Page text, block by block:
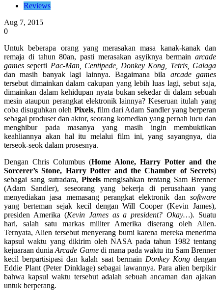
Reviews
Aug 7, 2015
0
Untuk beberapa orang yang merasakan masa kanak-kanak dan
remaja di tahun 80an, pasti merasakan asyiknya bermain arcade
games seperti Pac-Man, Centipede, Donkey Kong, Tetris, Galaga
dan masih banyak lagi lainnya. Bagaimana bila arcade games
tersebut dimainkan dalam cakupan yang lebih luas lagi, sebut saja,
dimainkan dalam kehidupan nyata bukan sekedar di dalam sebuah
mesin ataupun perangkat elektronik lainnya? Keseruan itulah yang
coba disuguhkan oleh Pixels, film dari Adam Sandler yang berperan
sebagai produser dan aktor, seorang komedian yang pernah lucu dan
menghibur pada masanya yang masih ingin membuktikan
keahliannya akan hal itu melalui film ini, yang sayangnya, dia
terseok-seok dalam prosesnya.
Dengan Chris Columbus (Home Alone, Harry Potter and the
Sorcerer’s Stone, Harry Potter and the Chamber of Secrets)
sebagai sang sutradara, Pixelsmengisahkan tentang Sam Brenner
(Adam Sandler), seseorang yang bekerja di perusahaan yang
menyediakan jasa memasang perangkat elektronik dan software
yang berteman sejak kecil dengan Will Cooper (Kevin James),
presiden Amerika (Kevin James as a president? Okay…). Suatu
hari, salah satu markas militer Amerika diserang oleh Alien.
Ternyata, Alien tersebut menyerang bumi karena mereka menerima
kapsul waktu yang dikirim oleh NASA pada tahun 1982 tentang
kejuaraan duniaArcade Gamedi mana pada waktu itu Sam Brenner
kecil berpartisipasi dan kalah saat bermain Donkey Kongdengan
Eddie Plant (Peter Dinklage) sebagai lawannya. Para alien berpikir
bahwa kapsul waktu tersebut adalah sebuah ancaman dan ajakan
untuk berperang.